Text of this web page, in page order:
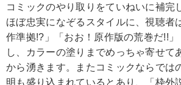
コミックのやり取りをていねいに補完
ほぼ忠実になぞるスタイルに、視聴者
作準拠!?」「おお！原作版の荒巻だ!!
し、カラーの塗りまでめっちゃ寄せて
から湧きます。またコミックならでは
明も盛り込まれているとあり、「枠